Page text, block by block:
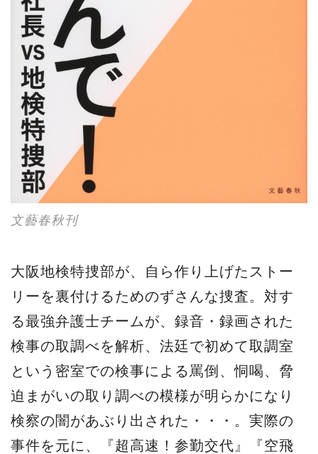
文藝春秋刊
大阪地検特捜部が、自ら作り上げたストー
リーを裏付けるためのずさんな捜査。対す
る最強弁護士チームが、録音・録画された
検事の取調べを解析、法廷で初めて取調室
という密室での検事による罵倒、恫喝、脅
迫まがいの取り調べの模様が明らかになり
検察の闇があぶり出された・・・。実際の
事件を元に、『超高速！参勤交代』『空飛